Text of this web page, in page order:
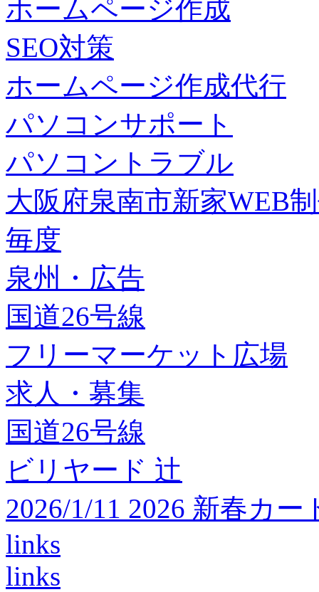
ホームページ作成
SEO対策
ホームページ作成代行
パソコンサポート
パソコントラブル
大阪府泉南市新家WEB
毎度
泉州・広告
国道26号線
フリーマーケット広場
求人・募集
国道26号線
ビリヤード 辻
2026/1/11 2026 新春カ
links
links